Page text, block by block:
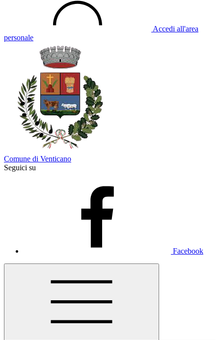
Accedi all'area
personale
Comune di Venticano
Seguici su
Facebook